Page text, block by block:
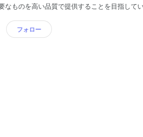
高い品質で提供することを目指しています。 さらに
ングに基づいた分析を提供していくとともに
フォロー